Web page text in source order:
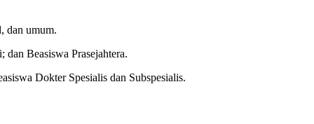
dan umum.
Beasiswa Prasejahtera.
Dokter Spesialis dan Subspesialis.